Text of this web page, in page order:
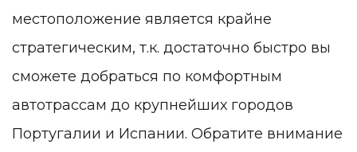
местоположение является крайне
стратегическим, т.к. достаточно быстро вы
сможете добраться по комфортным
автотрассам до крупнейших городов
Португалии и Испании. Обратите внимание